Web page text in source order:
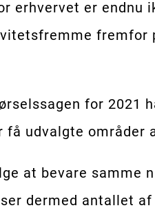
erhvervet er endnu
fremfor
for 2021
udvalgte områder
at bevare
dermed antallet